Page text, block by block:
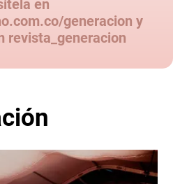
en
generacion y
revista_generacion